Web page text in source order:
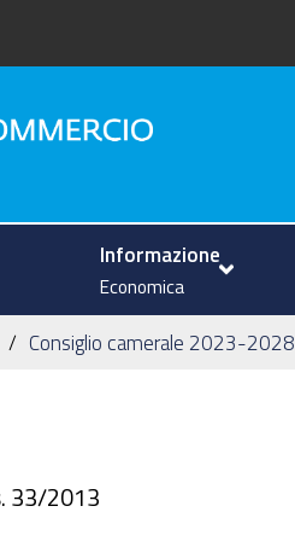
Informazione
Economica
Consiglio camerale 2023-2028
33/2013